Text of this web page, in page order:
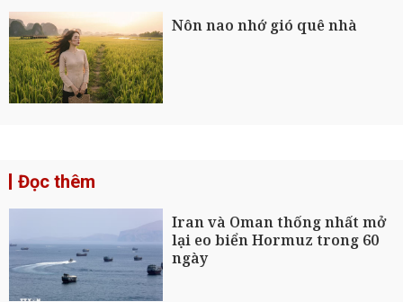
Nôn nao nhớ gió quê nhà
Đọc thêm
Iran và Oman thống nhất mở
lại eo biển Hormuz trong 60
ngày